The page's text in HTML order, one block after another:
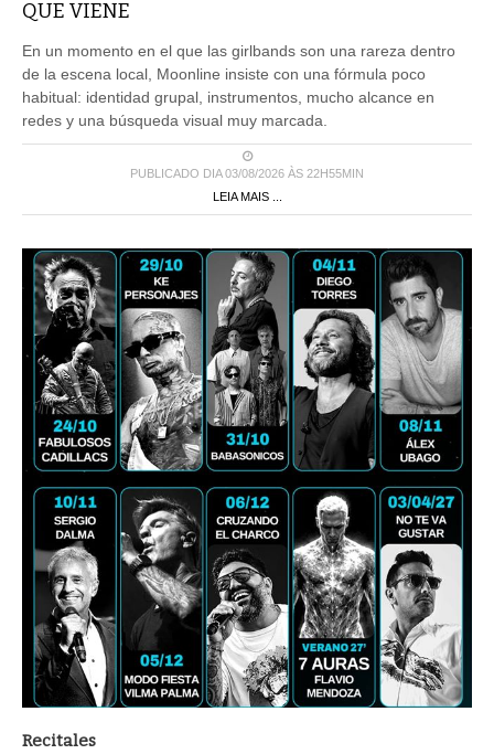
QUE VIENE
En un momento en el que las girlbands son una rareza dentro
de la escena local, Moonline insiste con una fórmula poco
habitual: identidad grupal, instrumentos, mucho alcance en
redes y una búsqueda visual muy marcada.
PUBLICADO DIA 03/08/2026 ÀS 22H55MIN
LEIA MAIS ...
Recitales